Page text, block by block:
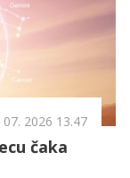
07. 2026 13.47
čaka